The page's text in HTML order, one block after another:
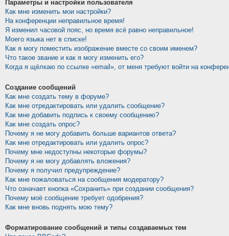
Параметры и настройки пользователя
Как мне изменить мои настройки?
На конференции неправильное время!
Я изменил часовой пояс, но время всё равно неправильное!
Моего языка нет в списке!
Как я могу поместить изображение вместе со своим именем?
Что такое звание и как я могу изменить его?
Когда я щёлкаю по ссылке «email», от меня требуют войти на
Создание сообщений
Как мне создать тему в форуме?
Как мне отредактировать или удалить сообщение?
Как мне добавить подпись к своему сообщению?
Как мне создать опрос?
Почему я не могу добавить больше вариантов ответа?
Как мне отредактировать или удалить опрос?
Почему мне недоступны некоторые форумы?
Почему я не могу добавлять вложения?
Почему я получил предупреждение?
Как мне пожаловаться на сообщения модератору?
Что означает кнопка «Сохранить» при создании сообщения?
Почему моё сообщение требует одобрения?
Как мне вновь поднять мою тему?
Форматирование сообщений и типы создаваемых тем